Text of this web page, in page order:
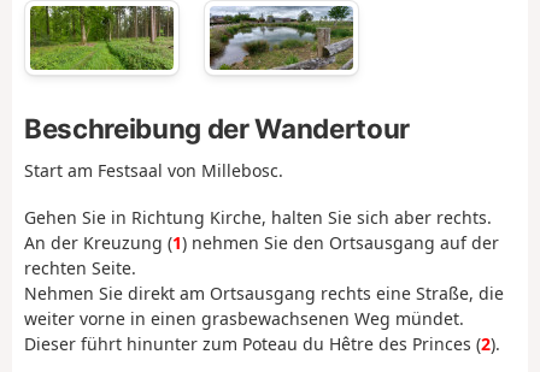
Beschreibung der Wandertour
Start am Festsaal von Millebosc.
Gehen Sie in Richtung Kirche, halten Sie sich aber rechts.
An der Kreuzung (1) nehmen Sie den Ortsausgang auf der
rechten Seite.
Nehmen Sie direkt am Ortsausgang rechts eine Straße, die
weiter vorne in einen grasbewachsenen Weg mündet.
Dieser führt hinunter zum Poteau du Hêtre des Princes (2).